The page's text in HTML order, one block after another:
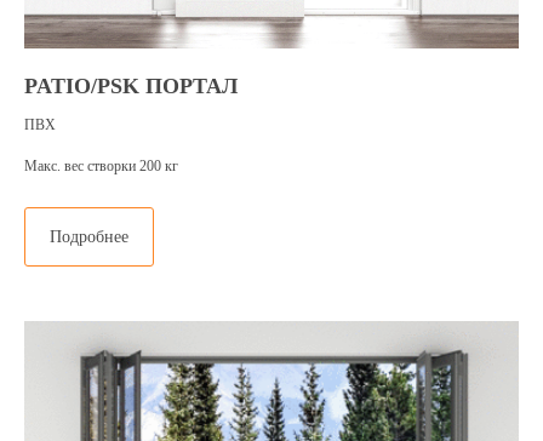
PATIO/PSK ПОРТАЛ
ПВХ
Макс. вес створки 200 кг
Подробнее